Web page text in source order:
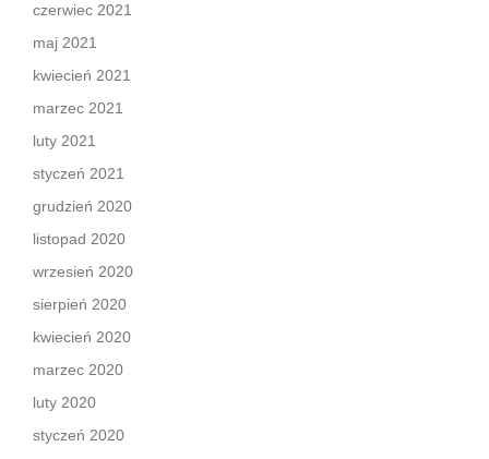
czerwiec 2021
maj 2021
kwiecień 2021
marzec 2021
luty 2021
styczeń 2021
grudzień 2020
listopad 2020
wrzesień 2020
sierpień 2020
kwiecień 2020
marzec 2020
luty 2020
styczeń 2020